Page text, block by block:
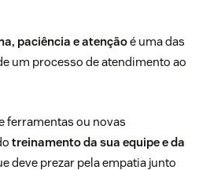
paciência e atençãoé uma das
um processo de atendimento ao
ferramentas ou novas
treinamento da sua equipe e da
deve prezar pela empatia junto